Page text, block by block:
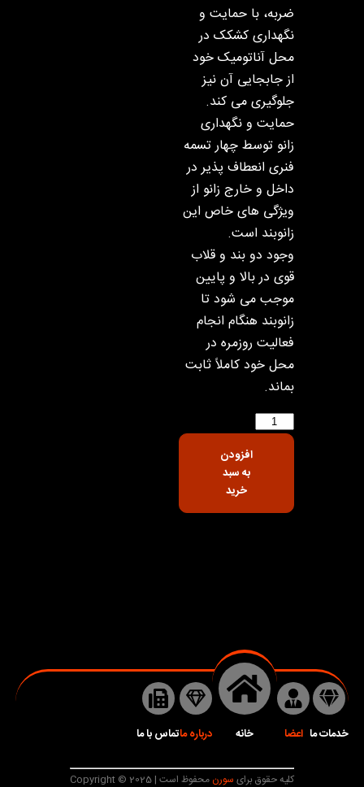
ضربه، با حمایت و
نگهداری کشکک در
محل آناتومیک خود
از جابجایی آن نیز
جلوگیری می کند.
حمایت و نگهداری
زانو توسط چهار تسمه
فنری انعطاف پذیر در
داخل و خارج زانو از
ویژگی های خاص این
زانوبند است.
وجود دو بند و قلاب
قوی در بالا و پایین
موجب می شود تا
زانوبند هنگام انجام
فعالیت روزمره در
محل خود کاملاً ثابت
بماند.
افزودن
به سبد
خرید
خدمات ما اعضا خانه درباره ماتماس با ما
کلیه حقوق برای سورن محفوظ است | Copyright © 2025